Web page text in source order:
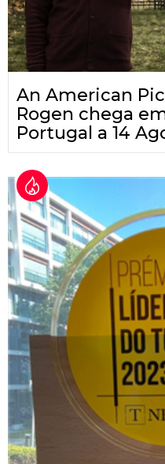
An American
Rogen chega
Portugal a 14